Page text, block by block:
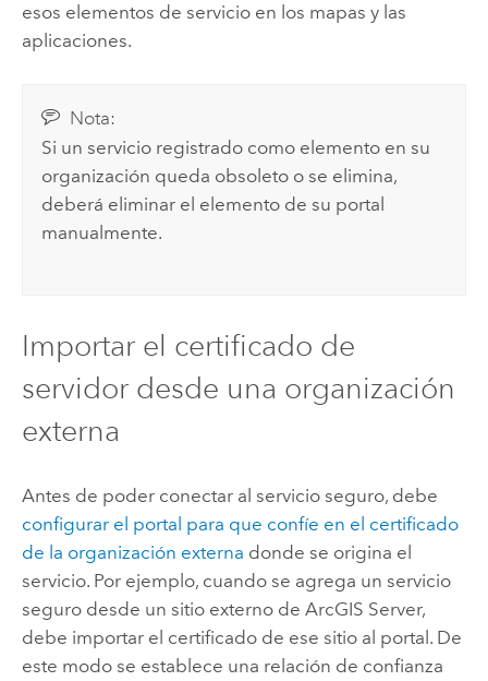
esos elementos de servicio en los mapas y las
aplicaciones.
Nota:
Si un servicio registrado como elemento en su
organización queda obsoleto o se elimina,
deberá eliminar el elemento de su portal
manualmente.
Importar el certificado de
servidor desde una organización
externa
Antes de poder conectar al servicio seguro, debe
configurar el portal para que confíe en el certificado
de la organización externa donde se origina el
servicio. Por ejemplo, cuando se agrega un servicio
seguro desde un sitio externo de ArcGIS Server,
debe importar el certificado de ese sitio al portal.De
este modo se establece una relación de confianza